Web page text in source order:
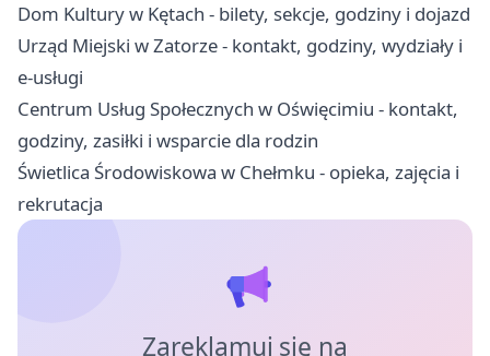
Dom Kultury w Kętach - bilety, sekcje, godziny i dojazd
Urząd Miejski w Zatorze - kontakt, godziny, wydziały i
e-usługi
Centrum Usług Społecznych w Oświęcimiu - kontakt,
godziny, zasiłki i wsparcie dla rodzin
Świetlica Środowiskowa w Chełmku - opieka, zajęcia i
rekrutacja
Zareklamuj się na